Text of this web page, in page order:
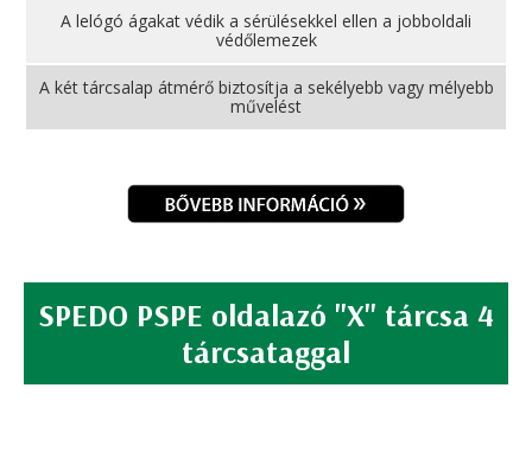
A lelógó ágakat védik a sérülésekkel ellen a jobboldali
védőlemezek
A két tárcsalap átmérő biztosítja a sekélyebb vagy mélyebb
művelést
SPEDO PSPE oldalazó "X" tárcsa 4
tárcsataggal